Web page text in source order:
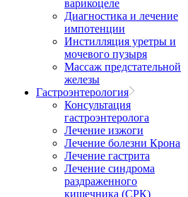
варикоцеле
Диагностика и лечение
импотенции
Инстилляция уретры и
мочевого пузыря
Массаж предстательной
железы
Гастроэнтерология
Консультация
гастроэнтеролога
Лечение изжоги
Лечение болезни Крона
Лечение гастрита
Лечение синдрома
раздраженного
кишечника (СРК)